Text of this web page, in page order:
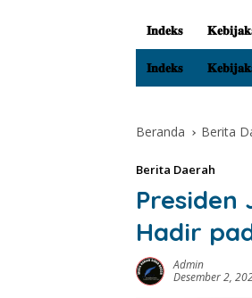
𝐈𝐧𝐝𝐞𝐤𝐬
𝐈𝐧𝐝𝐞𝐤𝐬
Beranda Berita
Berita Daerah
Presiden
Hadir
Admin
Desember 2,